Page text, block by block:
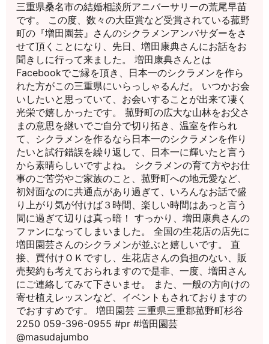
三重県桑名市の結婚相談所アニバーサリーの荒尾早苗
です。 この度、数々の大臣賞など受賞されている菰野
町の『増田園芸』さんのシクラメンアンバサダーをさ
せて頂くことになり、先日、増田康典さんにお話をお
聞きしに行って来ました。 増田康典さんとは
Facebookでご縁を頂き、日本一のシクラメンを作ら
れた方がこの三重県にいらっしゃるんだ。 いつかお会
いしたいと思っていて、お会いすることが出来て凄く
光栄で嬉しかったです。 菰野町の広大な山林をお父さ
まの意思を継いでご自分で切り拓き、温室を作られ
て、シクラメンを作るなら日本一のシクラメンを作り
たいと試行錯誤を繰り返して、日本一に輝いたと言う
から素晴らしいですよね。 シクラメンの育て方やお仕
事のご苦労やご家族のこと、菰野町への地元愛など、
初対面なのに共通点があり過ぎて、いろんなお話で盛
り上がり気が付けば３時間、楽しい時間はあっと言う
間に過ぎて辺りは真っ暗！ すっかり、増田康典さんの
ファンになってしまいました。 全国の生花店の店先に
増田園芸さんのシクラメンが並ぶと嬉しいです。 直
接、買付けＯＫですし、生花店さんの負担のない、販
売契約も考えておられますので是非、一度、増田さん
にご連絡してみて下さいませ。 また、一般の方向けの
寄せ植えレッスンなど、イベントもされておりますの
でおすすめです。 増田園芸 三重県三重郡菰野町杉谷
2250 059-396-0955 #pr #増田園芸
@masudajumbo